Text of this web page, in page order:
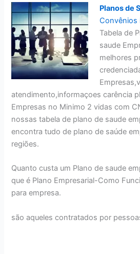
Planos de
Convênios
Tabela de
saude
melhores
atendimento,informaçoes carência
Empresas no Minimo 2 vidas com
nossas tabela de plano de saude
encontra tudo de plano de saúde
regiões.
Quanto custa um Plano de saude
que é Plano Empresarial-Como
para empresa.
são aqueles contratados por